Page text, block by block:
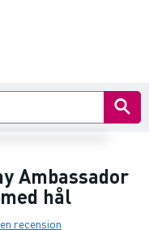
Ambassador
hål
recension